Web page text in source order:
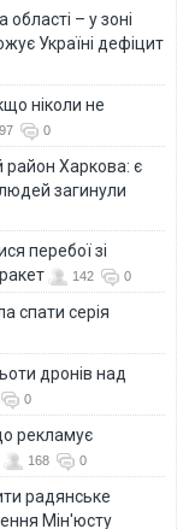
– у зоні
Україні дефіцит
ніколи не
0
район Харкова: є
загинули
перебої зі
142 0
спати серія
дронів над
0
рекламує
168 0
радянське
Мін'юсту